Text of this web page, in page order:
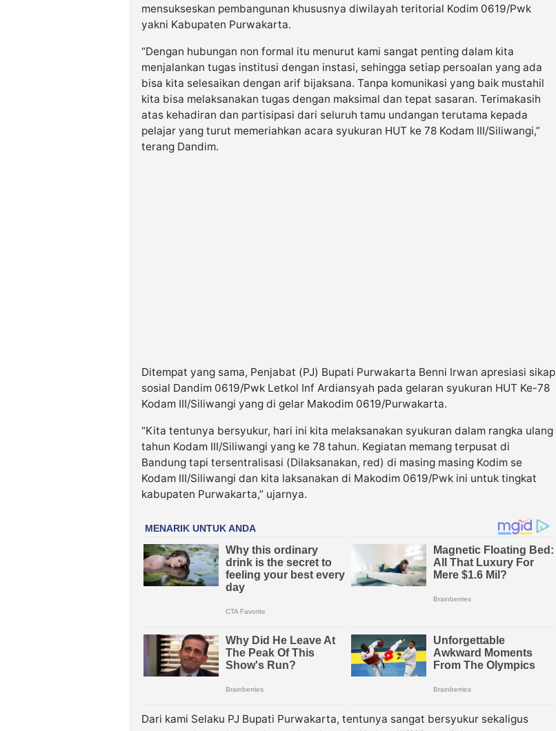
mensukseskan pembangunan khususnya diwilayah teritorial Kodim 0619/Pwk
yakni Kabupaten Purwakarta.
“Dengan hubungan non formal itu menurut kami sangat penting dalam kita
menjalankan tugas institusi dengan instasi, sehingga setiap persoalan yang ada
bisa kita selesaikan dengan arif bijaksana. Tanpa komunikasi yang baik mustahil
kita bisa melaksanakan tugas dengan maksimal dan tepat sasaran. Terimakasih
atas kehadiran dan partisipasi dari seluruh tamu undangan terutama kepada
pelajar yang turut memeriahkan acara syukuran HUT ke 78 Kodam III/Siliwangi,”
terang Dandim.
Ditempat yang sama, Penjabat (PJ) Bupati Purwakarta Benni Irwan apresiasi sikap
sosial Dandim 0619/Pwk Letkol Inf Ardiansyah pada gelaran syukuran HUT Ke-78
Kodam III/Siliwangi yang di gelar Makodim 0619/Purwakarta.
“Kita tentunya bersyukur, hari ini kita melaksanakan syukuran dalam rangka ulang
tahun Kodam III/Siliwangi yang ke 78 tahun. Kegiatan memang terpusat di
Bandung tapi tersentralisasi (Dilaksanakan, red) di masing masing Kodim se
Kodam III/Siliwangi dan kita laksanakan di Makodim 0619/Pwk ini untuk tingkat
kabupaten Purwakarta,” ujarnya.
Dari kami Selaku PJ Bupati Purwakarta, tentunya sangat bersyukur sekaligus